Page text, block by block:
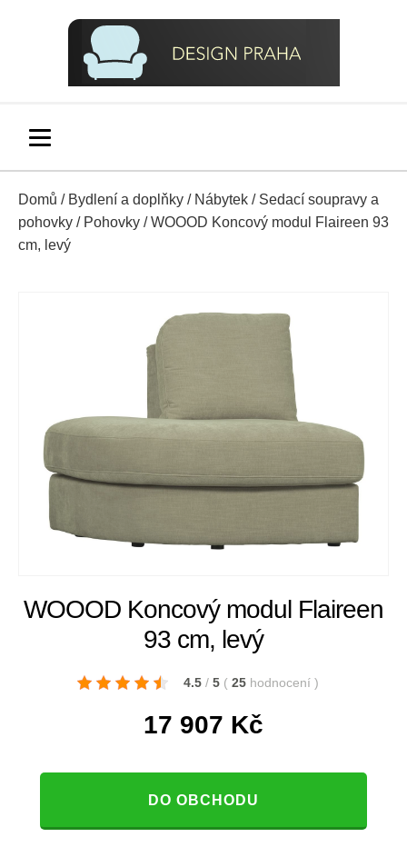
Domů / Bydlení a doplňky / Nábytek / Sedací soupravy a
pohovky / Pohovky / WOOOD Koncový modul Flaireen 93
cm, levý
WOOOD Koncový modul Flaireen
93 cm, levý
4.5 / 5 ( 25 hodnocení )
17 907 Kč
DO OBCHODU